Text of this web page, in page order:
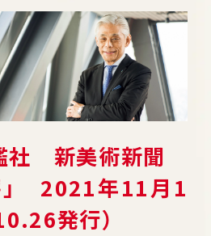
鑑社 新美術新聞
」 2021年11月1
発行）